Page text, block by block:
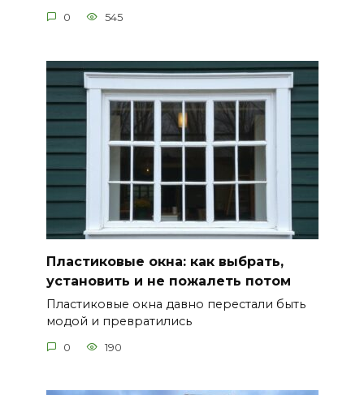
0 545
Пластиковые окна: как выбрать,
установить и не пожалеть потом
Пластиковые окна давно перестали быть
модой и превратились
0 190